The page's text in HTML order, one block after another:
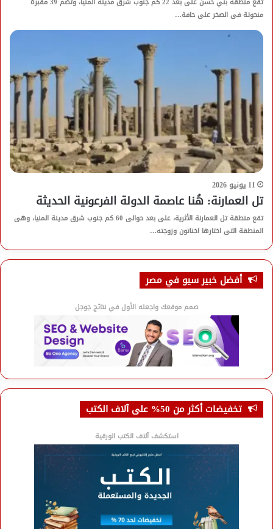
منحوتة فى الصخر على حافة…
11 يونيو 2026
تل العمارنة: هُنا عاصمة الدولة الفرعونية الحديثة
تقع منطقة تل العمارنة الأثرية، على بعد حوالى 60 كم جنوب شرق مدينة المنيا، وهى
المنطقة التى اختارها اخناتون وزوجته…
أفضل خبير سيو في مصر
صمم موقعك واجعله الأول في نتائج جوجل
تخفيضات أكثر من 50% على آلاف الكتب
استكشف آلاف الكتب الورقية